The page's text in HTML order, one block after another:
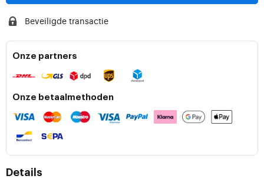
Beveiligde transactie
Onze partners
Onze betaalmethoden
Details